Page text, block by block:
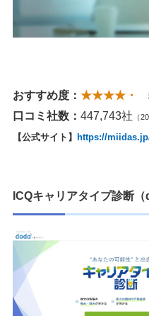
おすすめ度： ★★★★・
口コミ社数： 447,743社 （
【公式サイト】 https://
ICQキャリアタイプ診断（